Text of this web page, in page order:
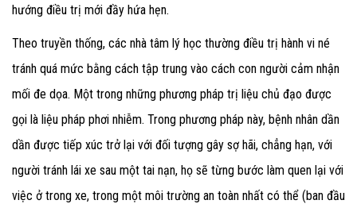
hướng điều trị mới đầy hứa hẹn.
Theo truyền thống, các nhà tâm lý học thường điều trị hành vi né
tránh quá mức bằng cách tập trung vào cách con người cảm nhận
mối đe dọa. Một trong những phương pháp trị liệu chủ đạo được
gọi là liệu pháp phơi nhiễm. Trong phương pháp này, bệnh nhân dần
dần được tiếp xúc trở lại với đối tượng gây sợ hãi, chẳng hạn, với
người tránh lái xe sau một tai nạn, họ sẽ từng bước làm quen lại với
việc ở trong xe, trong một môi trường an toàn nhất có thể (ban đầu